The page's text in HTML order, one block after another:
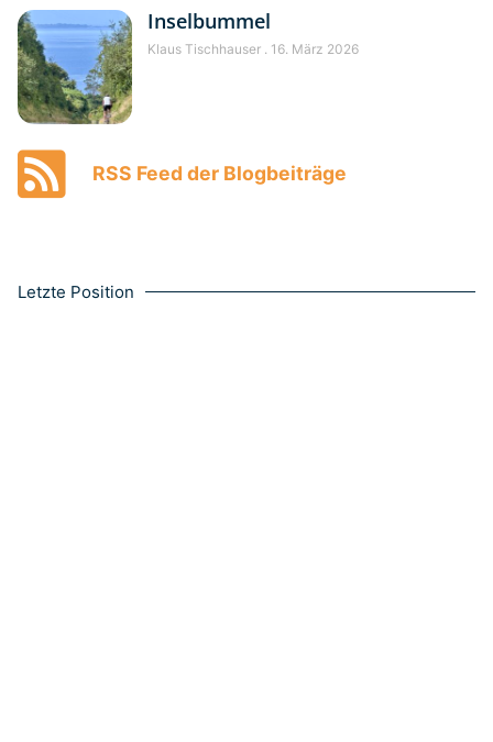
Inselbummel
Klaus Tischhauser 16. März 2026
RSS Feed der Blogbeiträge
Letzte Position